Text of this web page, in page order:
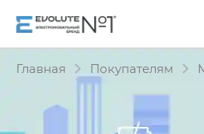
Главная Покупателям